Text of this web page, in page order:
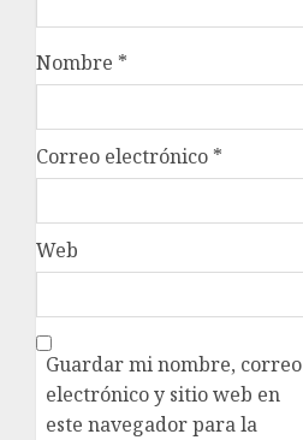
Nombre *
Correo electrónico *
Web
Guardar mi nombre, correo
electrónico y sitio web en
este navegador para la